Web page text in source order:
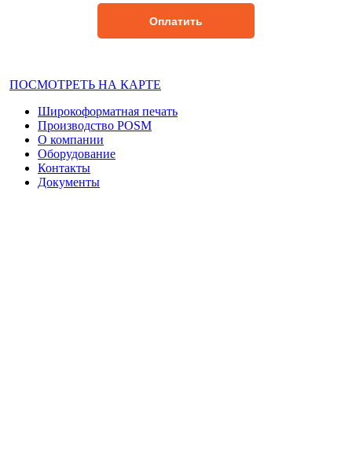
ПОСМОТРЕТЬ НА КАРТЕ
Широкоформатная печать
Производство POSM
О компании
Оборудование
Контакты
Документы